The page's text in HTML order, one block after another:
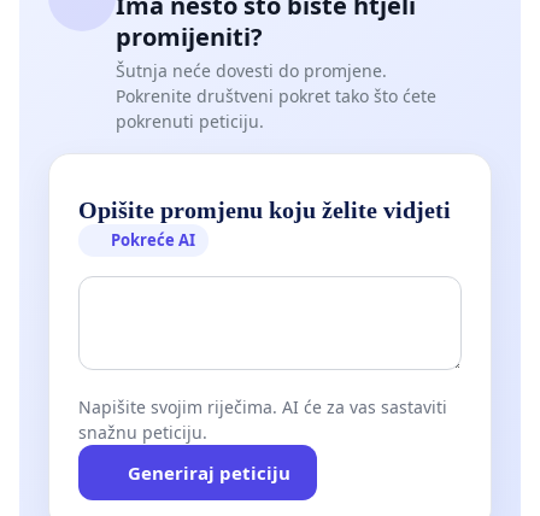
promijeniti?
Šutnja neće dovesti do promjene.
Pokrenite društveni pokret tako što ćete
pokrenuti peticiju.
Opišite promjenu koju želite vidjeti
Pokreće AI
Napišite svojim riječima. AI će za vas sastaviti
snažnu peticiju.
Generiraj peticiju